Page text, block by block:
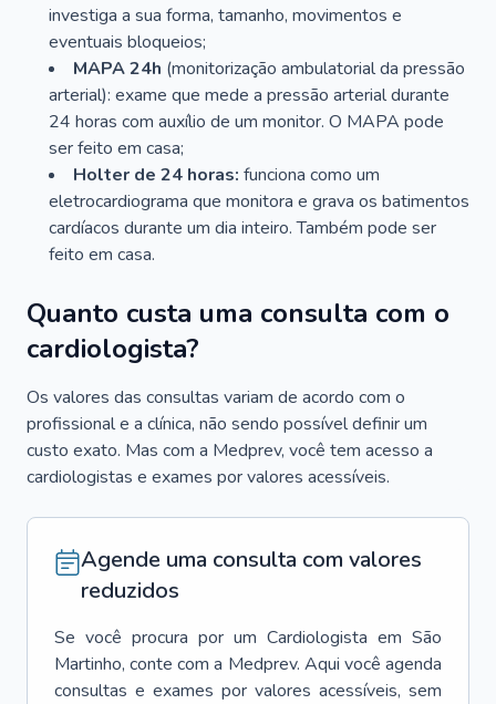
investiga a sua forma, tamanho, movimentos e
eventuais bloqueios;
MAPA 24h (monitorização ambulatorial da pressão
arterial): exame que mede a pressão arterial durante
24 horas com auxílio de um monitor. O MAPA pode
ser feito em casa;
Holter de 24 horas: funciona como um
eletrocardiograma que monitora e grava os batimentos
cardíacos durante um dia inteiro. Também pode ser
feito em casa.
Quanto custa uma consulta com o
cardiologista?
Os valores das consultas variam de acordo com o
profissional e a clínica, não sendo possível definir um
custo exato. Mas com a Medprev, você tem acesso a
cardiologistas e exames por valores acessíveis.
Agende uma consulta com valores
reduzidos
Se você procura por um Cardiologista em São
Martinho, conte com a Medprev. Aqui você agenda
consultas e exames por valores acessíveis, sem